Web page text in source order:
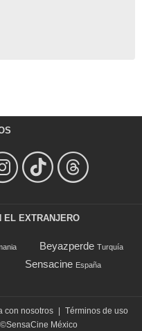
EL EXTRANJERO
Beyazperde Turquía
Sensacine España
con nosotros | Términos de uso
©SensaCine México